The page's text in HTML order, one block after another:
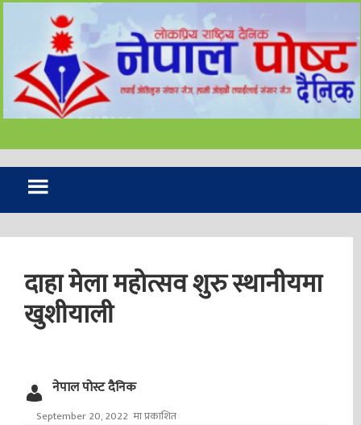
७ सय ८५ जनामा
पुष्टि
दाहा मेला महोत्सव शुरु स्थानीयमा
खुशीयाली
नेपाल पोस्ट दैनिक
September 20, 2022 मा प्रकाशित